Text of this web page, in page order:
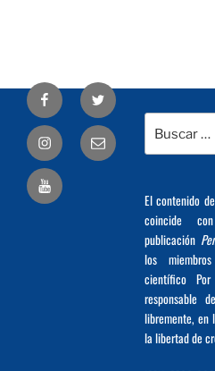
por:
El contenido
coincide
publicación
los
científico
responsable
libremente, en
la libertad de
Facebook Twitter
Correo
electrónico